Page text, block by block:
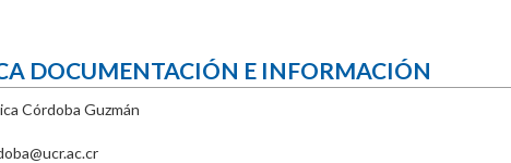
DOCUMENTACIÓN E INFORMACIÓN
Córdoba Guzmán